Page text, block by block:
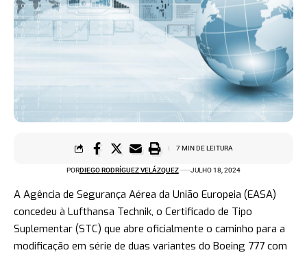
PORDIEGO RODRÍGUEZ VELÁZQUEZ JULHO 18, 2024
7 MIN DE LEITURA
A Agência de Segurança Aérea da União Europeia (EASA)
concedeu à Lufthansa Technik, o Certificado de Tipo
Suplementar (STC) que abre oficialmente o caminho para a
modificação em série de duas variantes do Boeing 777 com